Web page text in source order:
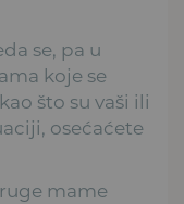
se, pa u
koje se
što su vaši ili
osećaćete
mame